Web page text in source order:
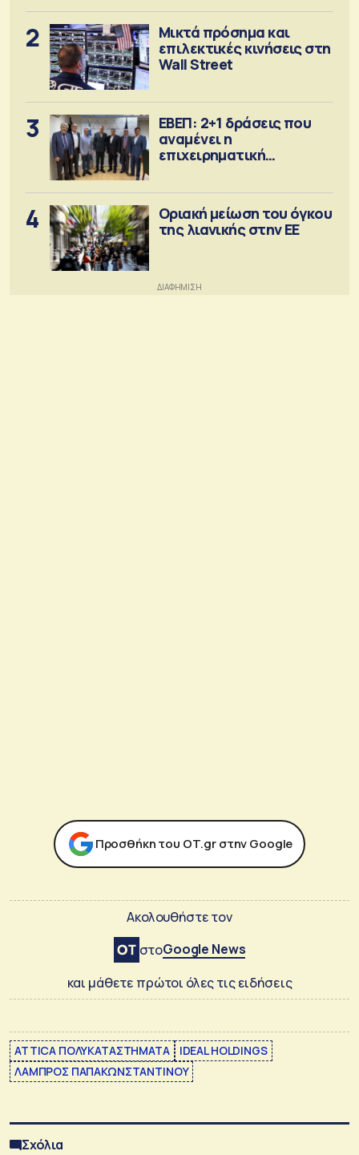
2
Μικτά πρόσημα και
επιλεκτικές κινήσεις στη
Wall Street
3
ΕΒΕΠ: 2+1 δράσεις που
αναμένει η
επιχειρηματική
4
Οριακή μείωση του όγκου
της λιανικής στην ΕΕ
Προσθήκη του ΟΤ.gr στην Google
Ακολουθήστε τον
στοGoogle News
και μάθετε πρώτοι όλες τις ειδήσεις
ATTICA ΠΟΛΥΚΑΤΑΣΤΗΜΑΤΑ
IDEAL HOLDINGS
ΛΑΜΠΡΟΣ ΠΑΠΑΚΩΝΣΤΑΝΤΙΝΟΥ
Σχόλια